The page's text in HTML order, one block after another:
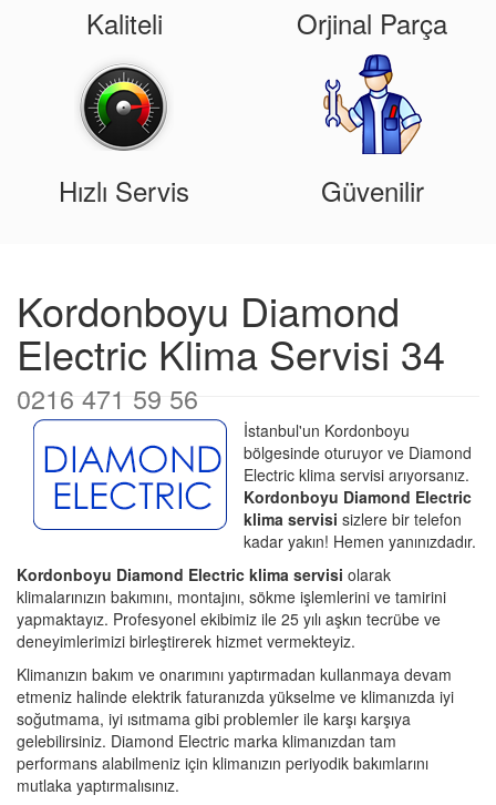
Kaliteli Orjinal Parça
Hızlı Servis Güvenilir
Kordonboyu Diamond
Electric Klima Servisi 34
0216 471 59 56
İstanbul'un Kordonboyu
bölgesinde oturuyor ve Diamond
Electric klima servisi arıyorsanız.
Kordonboyu Diamond Electric
klima servisi sizlere bir telefon
kadar yakın! Hemen yanınızdadır.
Kordonboyu Diamond Electric klima servisi olarak
klimalarınızın bakımını, montajını, sökme işlemlerini ve tamirini
yapmaktayız. Profesyonel ekibimiz ile 25 yılı aşkın tecrübe ve
deneyimlerimizi birleştirerek hizmet vermekteyiz.
Klimanızın bakım ve onarımını yaptırmadan kullanmaya devam
etmeniz halinde elektrik faturanızda yükselme ve klimanızda iyi
soğutmama, iyi ısıtmama gibi problemler ile karşı karşıya
gelebilirsiniz. Diamond Electric marka klimanızdan tam
performans alabilmeniz için klimanızın periyodik bakımlarını
mutlaka yaptırmalısınız.